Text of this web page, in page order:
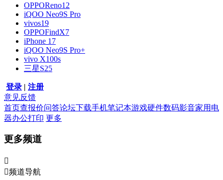
OPPOReno12
iQOO Neo9S Pro
vivos19
OPPOFindX7
iPhone 17
iQOO Neo9S Pro+
vivo X100s
三星S25
登录 | 注册
意见反馈
首页查报价问答论坛下载手机笔记本游戏硬件数码影音家用电
器办公打印 更多
更多频道

频道导航